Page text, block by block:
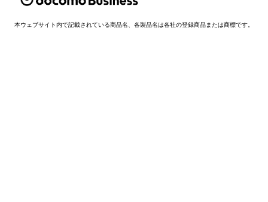
本ウェブサイト内で記載されている商品名、各製品名は各社の登録商品または商標です。